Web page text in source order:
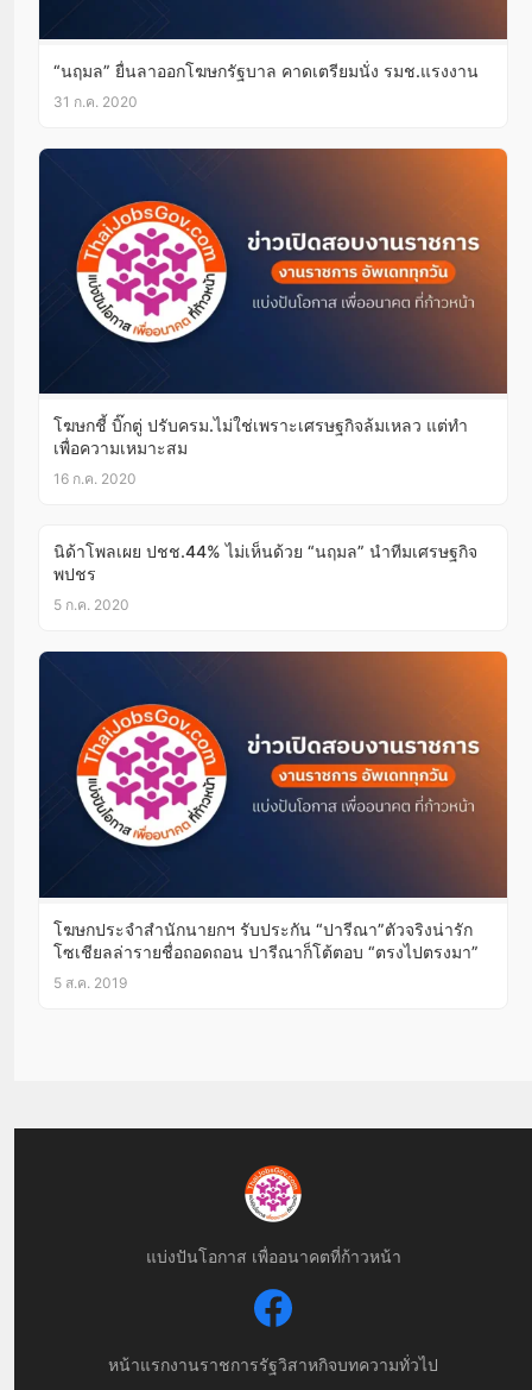
“นฤมล” ยื่นลาออกโฆษกรัฐบาล คาดเตรียมนั่ง รมช.แรงงาน
31 ก.ค. 2020
โฆษกชี้ บิ๊กตู่ ปรับครม.ไม่ใช่เพราะเศรษฐกิจล้มเหลว แต่ทำ
เพื่อความเหมาะสม
16 ก.ค. 2020
นิด้าโพลเผย ปชช.44% ไม่เห็นด้วย “นฤมล” นำทีมเศรษฐกิจ
พปชร
5 ก.ค. 2020
โฆษกประจำสำนักนายกฯ รับประกัน “ปารีณา”ตัวจริงน่ารัก
โซเชียลล่ารายชื่อถอดถอน ปารีณาก็โต้ตอบ “ตรงไปตรงมา”
5 ส.ค. 2019
แบ่งปันโอกาส เพื่ออนาคตที่ก้าวหน้า
หน้าแรกงานราชการรัฐวิสาหกิจบทความทั่วไป